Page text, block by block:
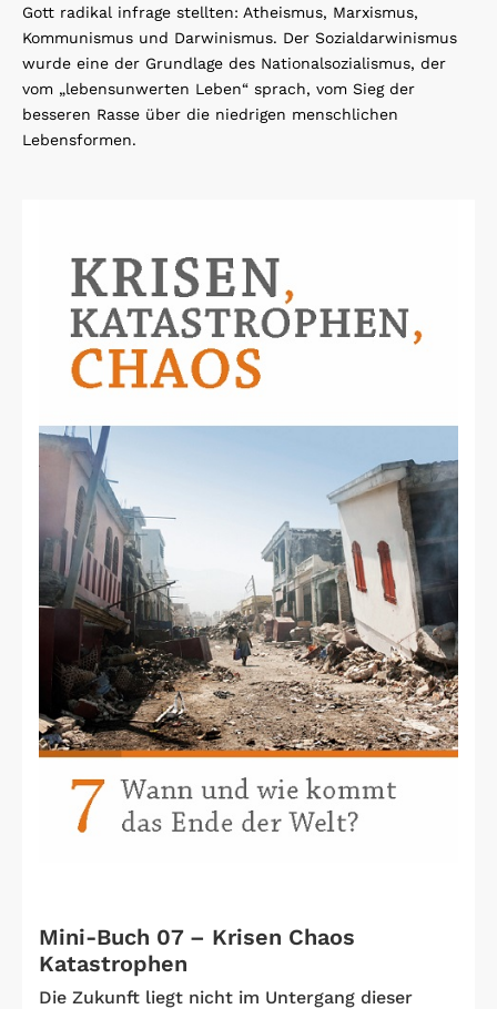
Gott radikal infrage stellten: Atheismus, Marxismus,
Kommunismus und Darwinismus. Der Sozialdarwinismus
wurde eine der Grundlage des Nationalsozialismus, der
vom „lebensunwerten Leben“ sprach, vom Sieg der
besseren Rasse über die niedrigen menschlichen
Lebensformen.
Mini-Buch 07 – Krisen Chaos
Katastrophen
Die Zukunft liegt nicht im Untergang dieser